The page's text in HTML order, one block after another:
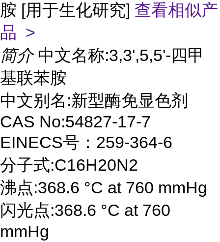
胺 [用于生化研究] 查看相似产
品 >
简介 中文名称:3,3',5,5'-四甲
基联苯胺
中文别名:新型酶免显色剂
CAS No:54827-17-7
EINECS号：259-364-6
分子式:C16H20N2
沸点:368.6 °C at 760 mmHg
闪光点:368.6 °C at 760
mmHg